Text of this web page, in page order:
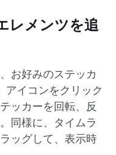
レメンツを追
お好みのステッカ
アイコンをクリック
ッカーを回転、反
同様に、タイムラ
ッグして、表示時